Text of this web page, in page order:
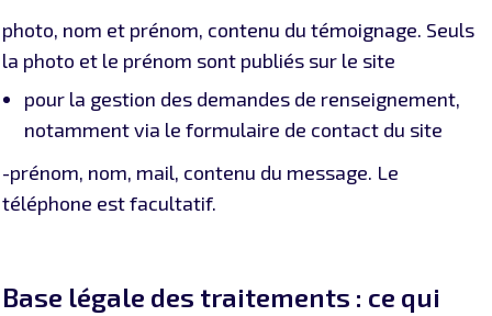
photo, nom et prénom, contenu du témoignage. Seuls
la photo et le prénom sont publiés sur le site
pour la gestion des demandes de renseignement,
notamment via le formulaire de contact du site
-prénom, nom, mail, contenu du message. Le
téléphone est facultatif.
Base légale des traitements : ce qui